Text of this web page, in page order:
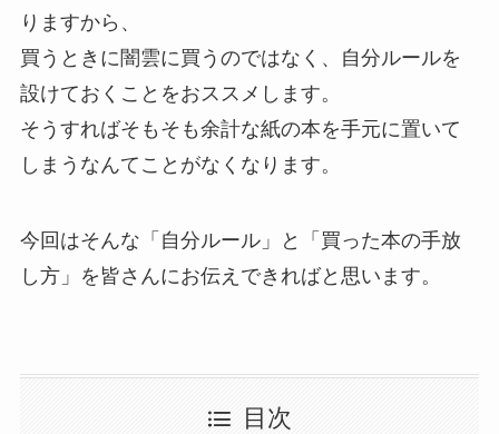
りますから、
買うときに闇雲に買うのではなく、自分ルールを
設けておくことをおススメします。
そうすればそもそも余計な紙の本を手元に置いて
しまうなんてことがなくなります。
今回はそんな「自分ルール」と「買った本の手放
し方」を皆さんにお伝えできればと思います。
目次